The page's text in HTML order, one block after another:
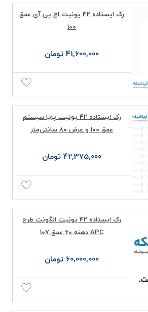
رک ایستاده 42 یونیت اچ پی آی عمق
100
41,600,000 تومان
رک ایستاده 42 یونیت پایا سیستم
عمق 100 و عرض 80 سانتی‌متر
42,375,000 تومان
رک ايستاده 42 يونيت الگونت طرح
APC دهنه 60 عمق 107
60,000,000 تومان